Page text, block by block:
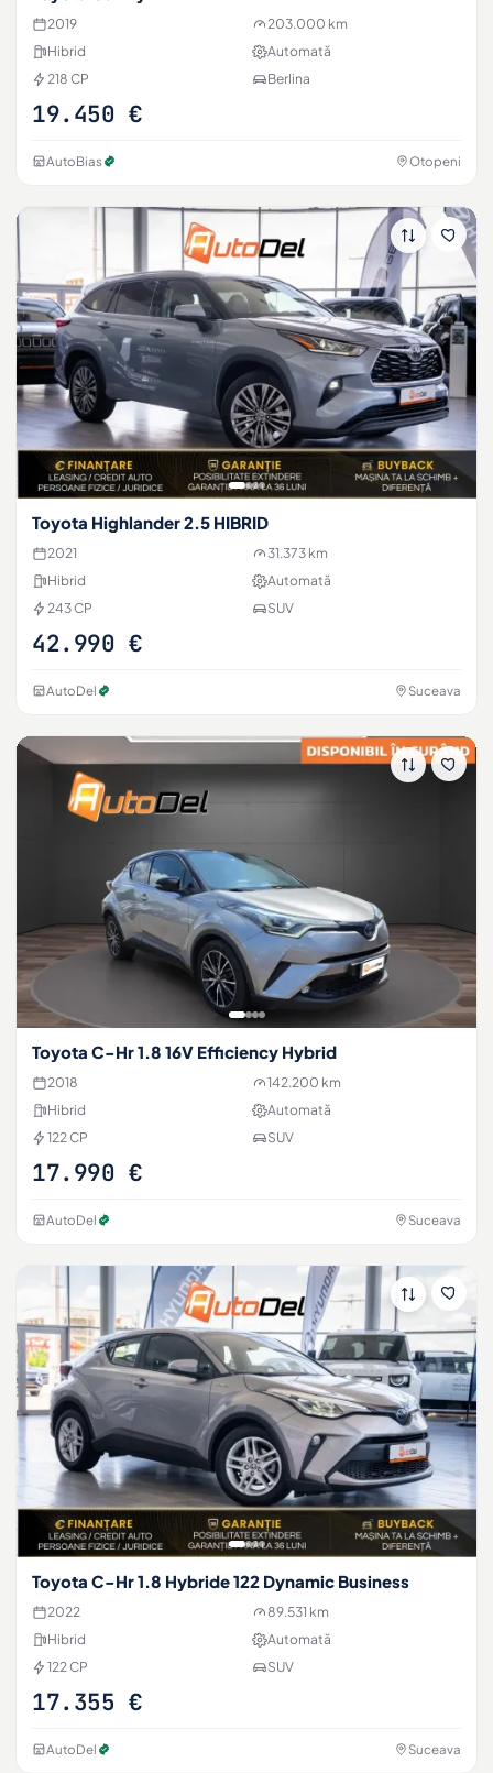
2019
203.000 km
Hibrid
Automată
218 CP
Berlina
19.450 €
AutoBias Otopeni
Toyota Highlander 2.5 HIBRID
2021
31.373 km
Hibrid
Automată
243 CP
SUV
42.990 €
AutoDel Suceava
Toyota C-Hr 1.8 16V Efficiency Hybrid
2018
142.200 km
Hibrid
Automată
122 CP
SUV
17.990 €
AutoDel Suceava
Toyota C-Hr 1.8 Hybride 122 Dynamic Business
2022
89.531 km
Hibrid
Automată
122 CP
SUV
17.355 €
AutoDel Suceava